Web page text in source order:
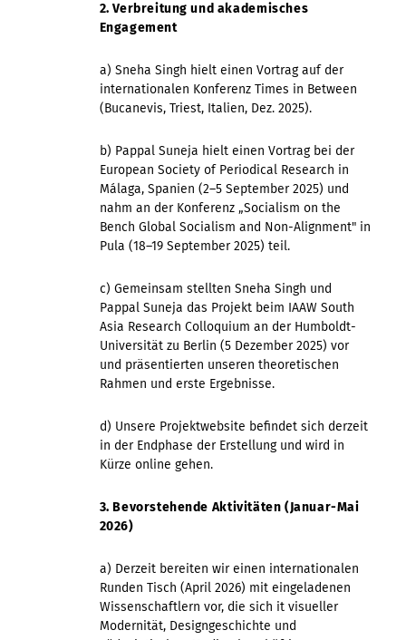
2. Verbreitung und akademisches
Engagement
a) Sneha Singh hielt einen Vortrag auf der
internationalen Konferenz Times in Between
(Bucanevis, Triest, Italien, Dez. 2025).
b) Pappal Suneja hielt einen Vortrag bei der
European Society of Periodical Research in
Málaga, Spanien (2–5 September 2025) und
nahm an der Konferenz „Socialism on the
Bench Global Socialism and Non-Alignment" in
Pula (18–19 September 2025) teil.
c) Gemeinsam stellten Sneha Singh und
Pappal Suneja das Projekt beim IAAW South
Asia Research Colloquium an der Humboldt-
Universität zu Berlin (5 Dezember 2025) vor
und präsentierten unseren theoretischen
Rahmen und erste Ergebnisse.
d) Unsere Projektwebsite befindet sich derzeit
in der Endphase der Erstellung und wird in
Kürze online gehen.
3. Bevorstehende Aktivitäten (Januar-Mai
2026)
a) Derzeit bereiten wir einen internationalen
Runden Tisch (April 2026) mit eingeladenen
Wissenschaftlern vor, die sich it visueller
Modernität, Designgeschichte und